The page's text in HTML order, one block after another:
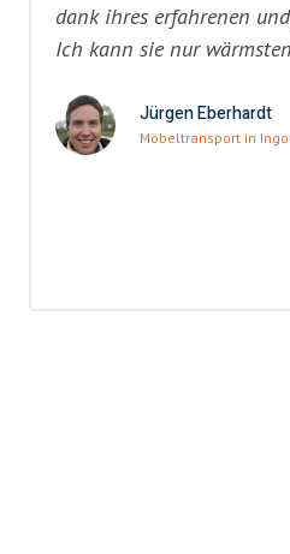
dank ihres erfahrenen
Ich kann sie nur
Jürgen Eberhardt
Möbeltransport in